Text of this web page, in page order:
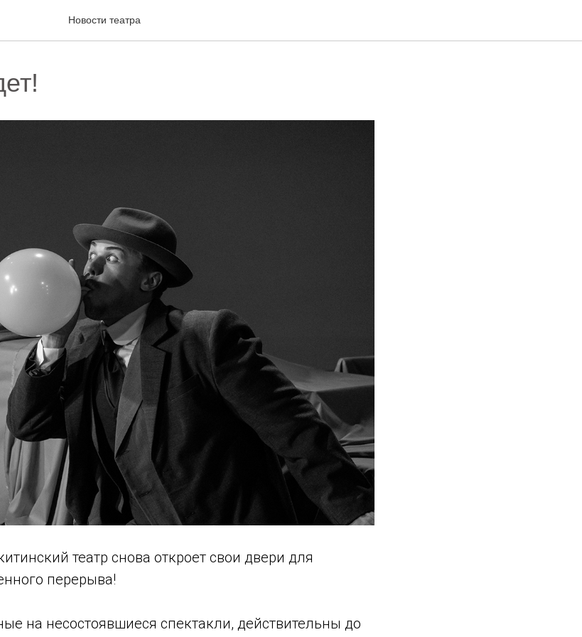
Новости театра
театр снова откроет свои двери для
перерыва!
на несостоявшиеся спектакли, действительны до